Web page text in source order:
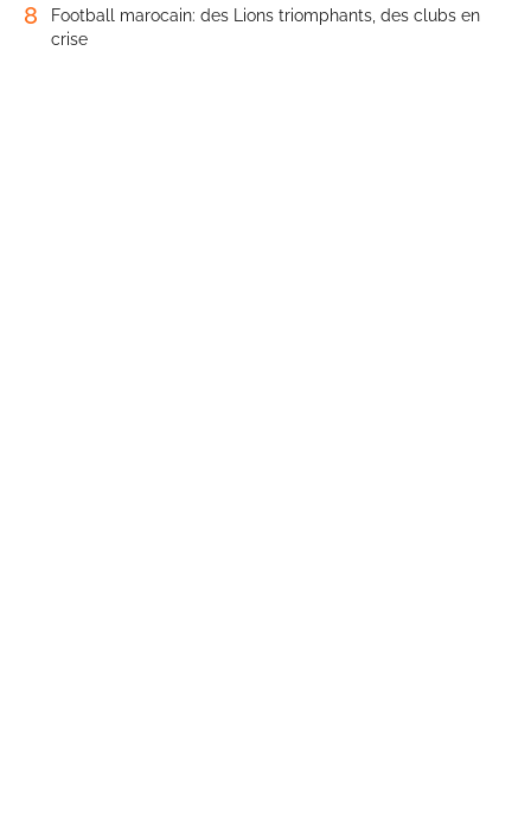
8
Football marocain: des Lions triomphants, des clubs en
crise